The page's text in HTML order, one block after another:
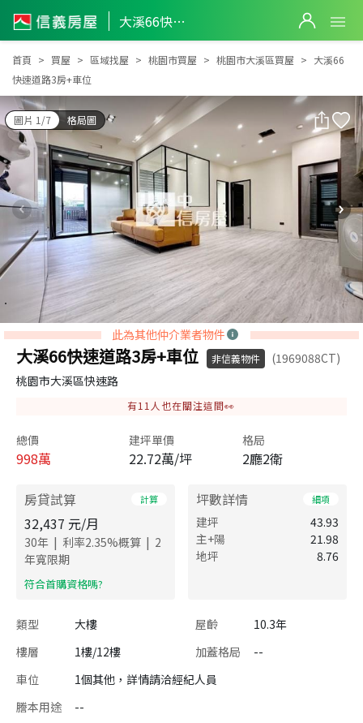
大溪66快速道路3房+車位
大溪66快速道路3房+車位
首頁 買屋 區域找屋 桃園市買屋 桃園市大溪區買屋
大溪66
快速道路3房+車位
圖片 1/7 格局圖
此為其他仲介業者物件
大溪66快速道路3房+車位 非信義物件
(1969088CT)
桃園市大溪區快速路
有11 人也在關注這間👀
總價
998萬
建坪單價
22.72萬/坪
格局
2廳2衛
房貸試算 計算
32,437 元/月
30年 | 利率2.35%概算 | 2
年寬限期
​符合首購資格嗎?
坪數詳情 細項
建坪
43.93
主+陽
21.98
地坪
8.76
類型 大樓 屋齡
10.3年
樓層
1樓/12樓 加蓋格局
--
車位
1個其他，詳情請洽經紀人員
謄本用途
--